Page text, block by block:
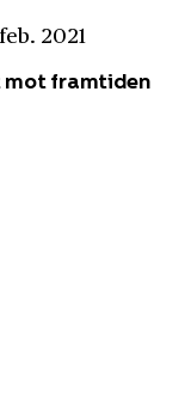
2021
mot framtiden